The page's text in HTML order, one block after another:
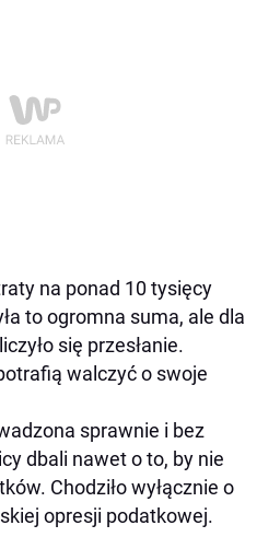
na ponad 10 tysięcy
to ogromna suma, ale dla
się przesłanie.
walczyć o swoje
sprawnie i bez
dbali nawet o to, by nie
Chodziło wyłącznie o
opresji podatkowej.